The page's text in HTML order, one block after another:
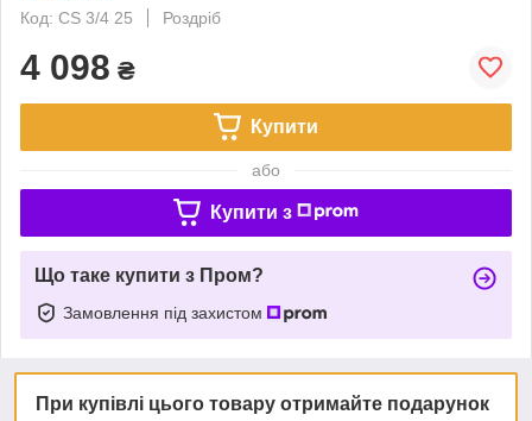
Код: CS 3/4 25
Роздріб
4 098 ₴
Купити
або
Купити з
Що таке купити з Пром?
Замовлення під захистом
При купівлі цього товару отримайте подарунок